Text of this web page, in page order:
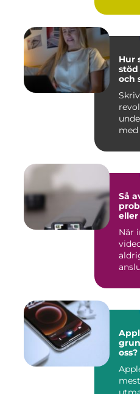
Hur
stöd
och
med
Så
När
oss?